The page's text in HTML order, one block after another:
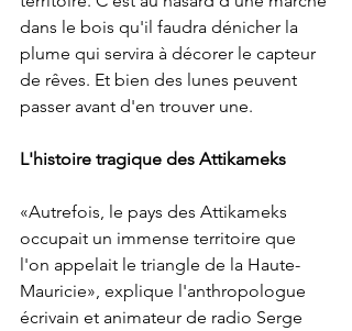
dans le bois qu'il faudra dénicher la
plume qui servira à décorer le capteur
de rêves. Et bien des lunes peuvent
passer avant d'en trouver une.
L'histoire tragique des Attikameks
«Autrefois, le pays des Attikameks
occupait un immense territoire que
l'on appelait le triangle de la Haute-
Mauricie», explique l'anthropologue
écrivain et animateur de radio Serge